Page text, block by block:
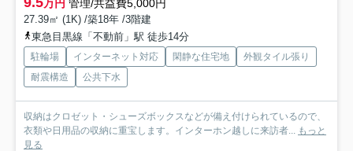
万円 管理/共益費5,000円
27.39㎡ (1K) /築18年 /3階建
東急目黒線「不動前」駅 徒歩14分
駐輪場 インターネット対応 閑静な住宅地
外観タイル張り
耐震構造
公共下水
収納はクロゼット・シューズボックスなどが備え付けられているので、
衣類や日用品の収納に重宝します。インターホン越しに来訪者...
もっと
見る